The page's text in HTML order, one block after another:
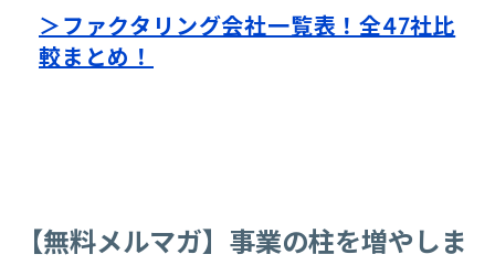
＞ファクタリング会社一覧表！全47社比
較まとめ！
【無料メルマガ】事業の柱を増やしま